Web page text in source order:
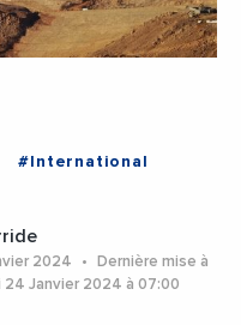
#International
2024
Dernière mise à
24 Janvier 2024 à 07:00